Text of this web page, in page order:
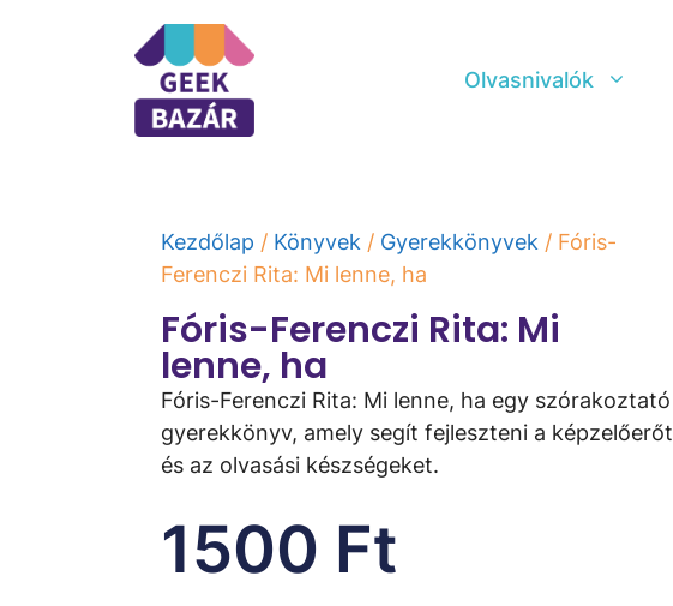
Olvasnivalók
Kezdőlap / Könyvek / Gyerekkönyvek / Fóris-
Ferenczi Rita: Mi lenne, ha
Fóris-Ferenczi Rita: Mi
lenne, ha
Fóris-Ferenczi Rita: Mi lenne, ha egy szórakoztató
gyerekkönyv, amely segít fejleszteni a képzelőerőt
és az olvasási készségeket.
1500 Ft